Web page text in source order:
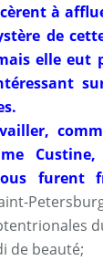
à
de
elle eut
furent
de beauté;